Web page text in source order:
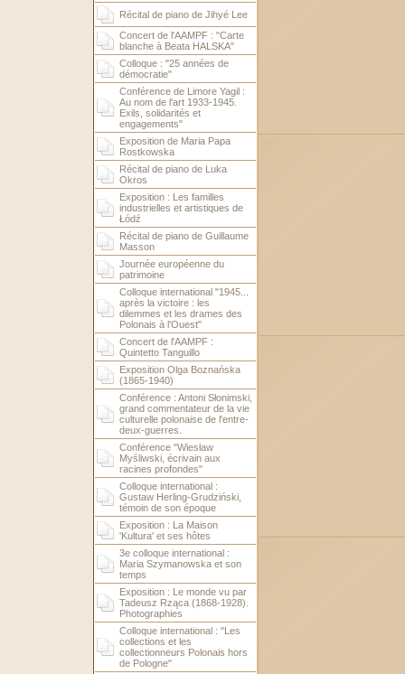
Récital de piano de Jihyé Lee
Concert de l'AAMPF : "Carte
blanche à Beata HALSKA"
Colloque : "25 années de
démocratie"
Conférence de Limore Yagil :
Au nom de l'art 1933-1945.
Exils, solidarités et
engagements"
Exposition de Maria Papa
Rostkowska
Récital de piano de Luka
Okros
Exposition : Les familles
industrielles et artistiques de
Łódź
Récital de piano de Guillaume
Masson
Journée européenne du
patrimoine
Colloque international "1945...
après la victoire : les
dilemmes et les drames des
Polonais à l'Ouest"
Concert de l'AAMPF :
Quintetto Tanguillo
Exposition Olga Boznańska
(1865-1940)
Conférence : Antoni Słonimski,
grand commentateur de la vie
culturelle polonaise de l'entre-
deux-guerres.
Conférence "Wiesław
Myśliwski, écrivain aux
racines profondes"
Colloque international :
Gustaw Herling-Grudziński,
témoin de son époque
Exposition : La Maison
'Kultura' et ses hôtes
3e colloque international :
Maria Szymanowska et son
temps
Exposition : Le monde vu par
Tadeusz Rząca (1868-1928).
Photographies
Colloque international : "Les
collections et les
collectionneurs Polonais hors
de Pologne"